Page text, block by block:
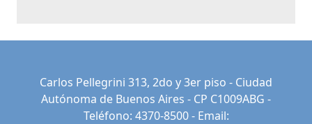
Carlos Pellegrini 313, 2do y 3er piso - Ciudad
Autónoma de Buenos Aires - CP C1009ABG -
Teléfono: 4370-8500 - Email: